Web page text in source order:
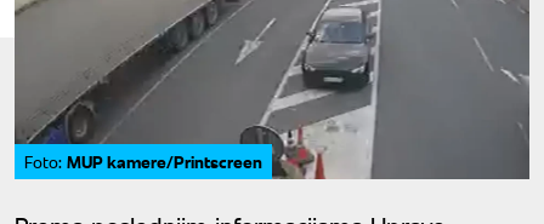
Foto: MUP kamere/Printscreen